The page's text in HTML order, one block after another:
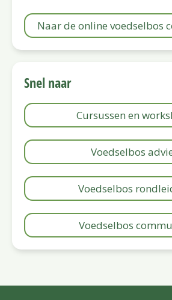
Naar de online voedselbos
Snel naar
Cursussen en
Voedselbos
Voedselbos
Voedselbos